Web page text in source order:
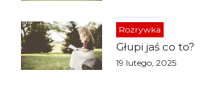
Rozrywka
Głupi jaś co to?
19 lutego, 2025